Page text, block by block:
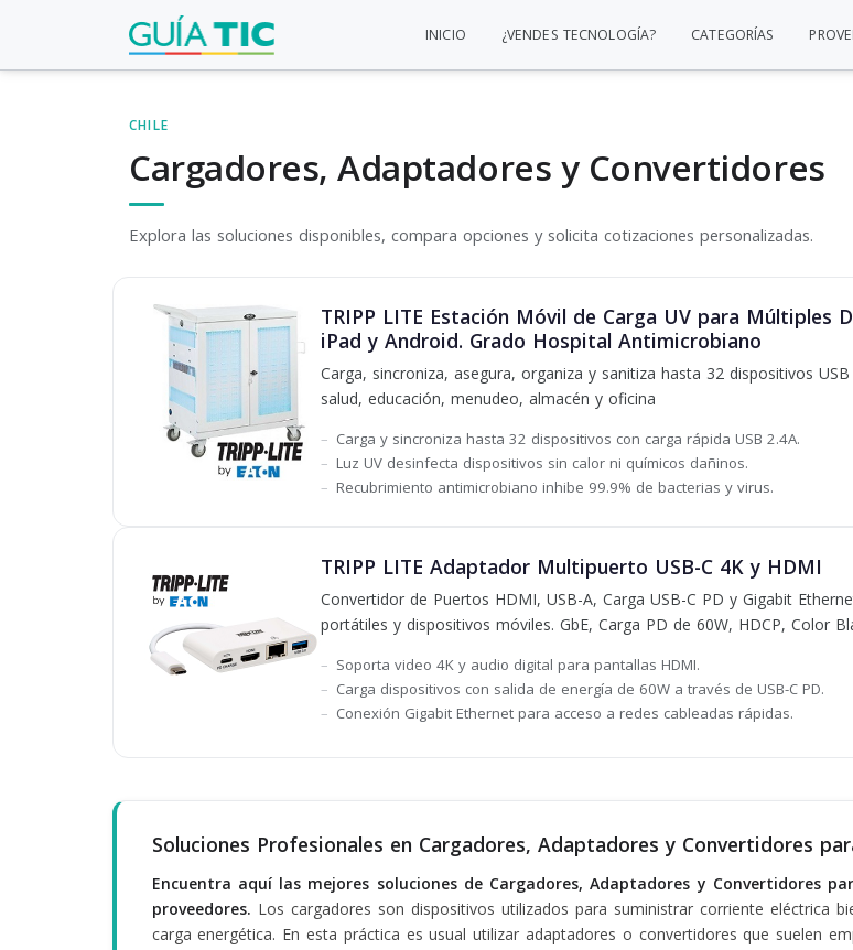
INICIO ¿VENDES TECNOLOGÍA? CATEGORÍAS
CHILE
Cargadores, Adaptadores y Convertidores
Explora las soluciones disponibles, compara opciones y solicita cotizaciones personalizadas.
TRIPP LITE Estación Móvil de Carga UV para Múltiples
iPad y Android. Grado Hospital Antimicrobiano
Carga, sincroniza, asegura, organiza y sanitiza hasta 32 dispositivos
salud, educación, menudeo, almacén y oficina
Carga y sincroniza hasta 32 dispositivos con carga rápida USB 2.4A.
Luz UV desinfecta dispositivos sin calor ni químicos dañinos.
Recubrimiento antimicrobiano inhibe 99.9% de bacterias y virus.
TRIPP LITE Adaptador Multipuerto USB-C 4K y HDMI
Convertidor de Puertos HDMI, USB-A, Carga USB-C PD y Gigabit
portátiles y dispositivos móviles. GbE, Carga PD de 60W, HDCP, Color
Soporta video 4K y audio digital para pantallas HDMI.
Carga dispositivos con salida de energía de 60W a través de USB-C PD.
Conexión Gigabit Ethernet para acceso a redes cableadas rápidas.
Soluciones Profesionales en Cargadores, Adaptadores y Convertidores
Encuentra aquí las mejores soluciones de Cargadores, Adaptadores y Convertidores
proveedores. Los cargadores son dispositivos utilizados para suministrar corriente eléctrica
carga energética. En esta práctica es usual utilizar adaptadores o convertidores que suelen